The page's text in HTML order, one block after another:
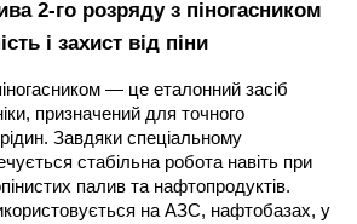
2-го розряду з піногасником
і захист від піни
— це еталонний засіб
призначений для точного
Завдяки спеціальному
стабільна робота навіть при
палив та нафтопродуктів.
на АЗС, нафтобазах, у